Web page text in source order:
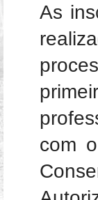
As
com